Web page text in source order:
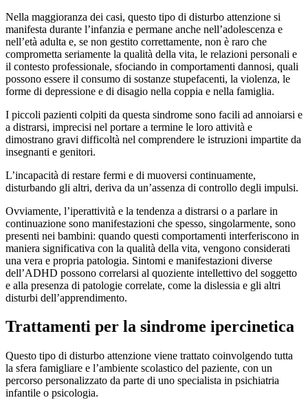
Nella maggioranza dei casi, questo tipo di disturbo attenzione si
manifesta durante l’infanzia e permane anche nell’adolescenza e
nell’età adulta e, se non gestito correttamente, non è raro che
comprometta seriamente la qualità della vita, le relazioni personali e
il contesto professionale, sfociando in comportamenti dannosi, quali
possono essere il consumo di sostanze stupefacenti, la violenza, le
forme di depressione e di disagio nella coppia e nella famiglia.
I piccoli pazienti colpiti da questa sindrome sono facili ad annoiarsi e
a distrarsi, imprecisi nel portare a termine le loro attività e
dimostrano gravi difficoltà nel comprendere le istruzioni impartite da
insegnanti e genitori.
L’incapacità di restare fermi e di muoversi continuamente,
disturbando gli altri, deriva da un’assenza di controllo degli impulsi.
Ovviamente, l’iperattività e la tendenza a distrarsi o a parlare in
continuazione sono manifestazioni che spesso, singolarmente, sono
presenti nei bambini: quando questi comportamenti interferiscono in
maniera significativa con la qualità della vita, vengono considerati
una vera e propria patologia. Sintomi e manifestazioni diverse
dell’ADHD possono correlarsi al quoziente intellettivo del soggetto
e alla presenza di patologie correlate, come la dislessia e gli altri
disturbi dell’apprendimento.
Trattamenti per la sindrome ipercinetica
Questo tipo di disturbo attenzione viene trattato coinvolgendo tutta
la sfera famigliare e l’ambiente scolastico del paziente, con un
percorso personalizzato da parte di uno specialista in psichiatria
infantile o psicologia.